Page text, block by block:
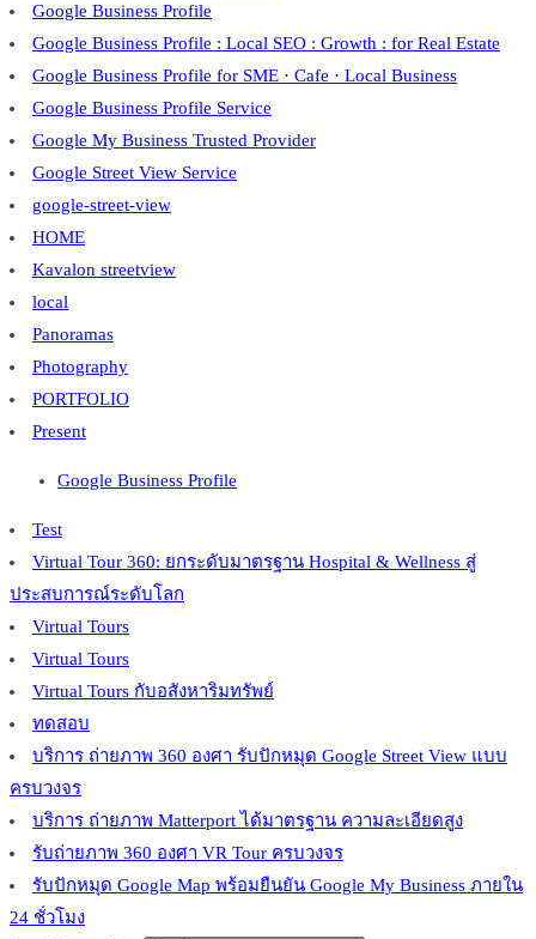
Google Business Profile
Google Business Profile : Local SEO : Growth : for Real Estate
Google Business Profile for SME · Cafe · Local Business
Google Business Profile Service
Google My Business Trusted Provider
Google Street View Service
google-street-view
HOME
Kavalon streetview
local
Panoramas
Photography
PORTFOLIO
Present
Google Business Profile
Test
Virtual Tour 360: ยกระดับมาตรฐาน Hospital & Wellness สู่
ประสบการณ์ระดับโลก
Virtual Tours
Virtual Tours
Virtual Tours กับอสังหาริมทรัพย์
ทดสอบ
บริการ ถ่ายภาพ 360 องศา รับปักหมุด Google Street View แบบ
ครบวงจร
บริการ ถ่ายภาพ Matterport ได้มาตรฐาน ความละเอียดสูง
รับถ่ายภาพ 360 องศา VR Tour ครบวงจร
รับปักหมุด Google Map พร้อมยืนยัน Google My Business ภายใน
24 ชั่วโมง